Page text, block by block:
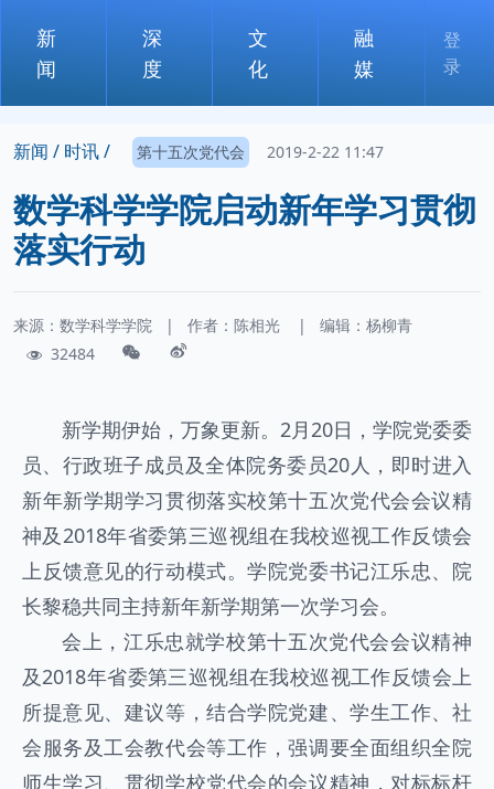
新
闻
深
度
文
化
融
媒
登
录
新闻 / 时讯 / 第十五次党代会 2019-2-22 11:47
数学科学学院启动新年学习贯彻
落实行动
来源：数学科学学院 | 作者： 陈相光 |
编辑：杨柳青
32484
新学期伊始，万象更新。2月20日，学院党委委
员、行政班子成员及全体院务委员20人，即时进入
新年新学期学习贯彻落实校第十五次党代会会议精
神及2018年省委第三巡视组在我校巡视工作反馈会
上反馈意见的行动模式。学院党委书记江乐忠、院
长黎稳共同主持新年新学期第一次学习会。
会上，江乐忠就学校第十五次党代会会议精神
及2018年省委第三巡视组在我校巡视工作反馈会上
所提意见、建议等，结合学院党建、学生工作、社
会服务及工会教代会等工作，强调要全面组织全院
师生学习、贯彻学校党代会的会议精神，对标标杆